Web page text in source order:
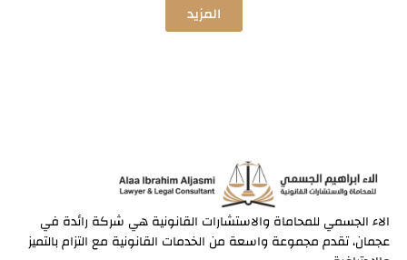
المزيد
الاء الجسمي للمحاماة والاستشارات القانونية هي شركة رائدة في
عجمان، تقدم مجموعة واسعة من الخدمات القانونية مع التزام بالتميز